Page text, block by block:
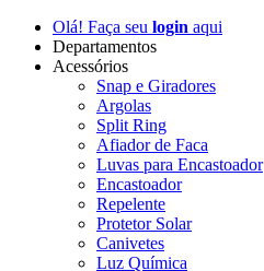
Olá! Faça seu login aqui
Departamentos
Acessórios
Snap e Giradores
Argolas
Split Ring
Afiador de Faca
Luvas para Encastoador
Encastoador
Repelente
Protetor Solar
Canivetes
Luz Química